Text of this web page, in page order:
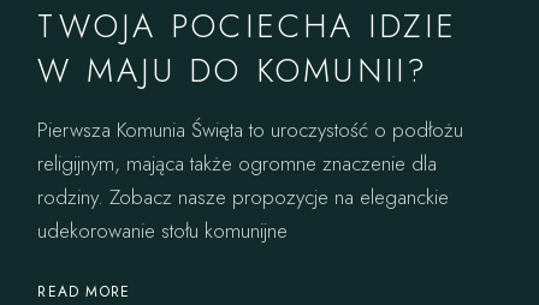
TWOJA POCIECHA IDZIE
W MAJU DO KOMUNII?
Pierwsza Komunia Święta to uroczystość o podłożu
religijnym, mająca także ogromne znaczenie dla
rodziny. Zobacz nasze propozycje na eleganckie
udekorowanie stołu komunijne
READ MORE